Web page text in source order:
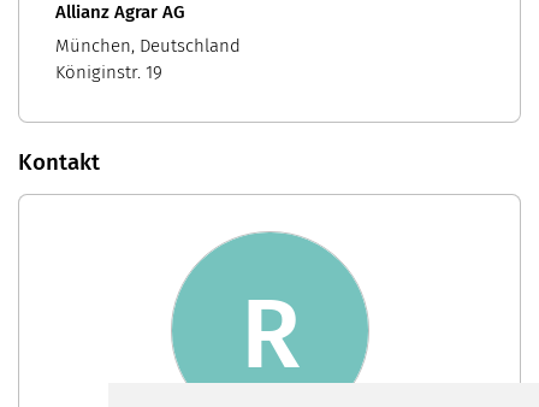
Allianz Agrar AG
München, Deutschland
Königinstr. 19
Kontakt
R